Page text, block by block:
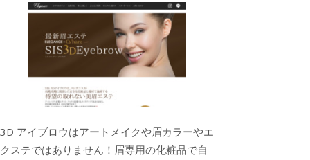
3D アイブロウはアートメイクや眉カラーやエ
クステではありません！眉専用の化粧品で自